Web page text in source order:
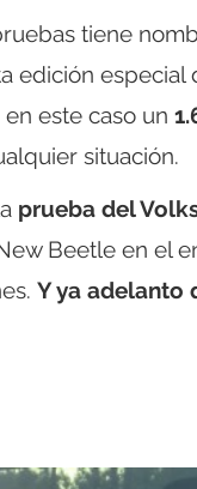
tiene
edición especial
este caso un
situación.
prueba del
Beetle en el
Y ya adelanto